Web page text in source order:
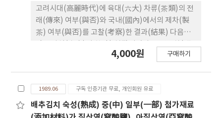
where they didn't begin eating until all
families gathered or the elders began. In
Japan the civilities before and after meals
were so often customarily expressed and
they had the regular order of seats. The
breakfast and supper and more than 30% in
Korea of supper. As for the participation in
cooking and table manners, national
고려시대(高麗時代)에 육대(六大) 차류(茶類)의 전
래(傳來) 여부(與否)와 국내(國內)에서의 제차(製
茶) 여부(與否)를 고찰(考察)한 결과(結果) 다음과
膏茶)가 전래(傳來)되어, 국내(國內)에서도 생산(生
청차(靑茶)였던 것으로 추정(推定)된다. 4. 고려말기
(高麗末期)에는 녹차(綠茶)인 엽차(葉茶)도 음용
(飮用)되었다.
4,000원 구매하기
1989.06 구독 인증기관 무료, 개인회원 유료
배추김치 숙성(熟成) 중(中) 일부(一部) 첨가재료